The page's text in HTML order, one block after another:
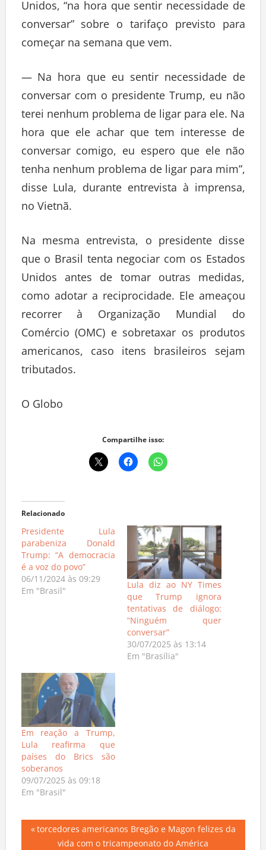
Unidos, “na hora que sentir necessidade de
conversar” sobre o tarifaço previsto para
começar na semana que vem.
— Na hora que eu sentir necessidade de
conversar com o presidente Trump, eu não
terei nenhum problema de ligar para ele. Na
hora que ele achar que tem interesse de
conversar comigo, eu espero que ele não
tenha nenhum problema de ligar para mim”,
disse Lula, durante entrevista à imprensa,
no Vietnã.
Na mesma entrevista, o presidente disse
que o Brasil tenta negociar com os Estados
Unidos antes de tomar outras medidas,
como adotar a reciprocidade. Ele ameaçou
recorrer à Organização Mundial do
Comércio (OMC) e sobretaxar os produtos
americanos, caso itens brasileiros sejam
tributados.
O Globo
Compartilhe isso:
Relacionado
Presidente Lula
parabeniza Donald
Trump: “A democracia
é a voz do povo”
06/11/2024 às 09:29
Em "Brasil"
Lula diz ao NY Times
que Trump ignora
tentativas de diálogo:
“Ninguém quer
conversar”
30/07/2025 às 13:14
Em "Brasília"
Em reação a Trump,
Lula reafirma que
países do Brics são
soberanos
09/07/2025 às 09:18
Em "Brasil"
Navegação
Previous
torcedores americanos Bregão e Magon felizes da
vida com o tricampeonato do América